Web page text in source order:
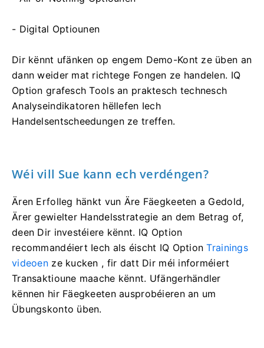
- Digital Optiounen
Dir kënnt ufänken op engem Demo-Kont ze üben an
dann weider mat richtege Fongen ze handelen. IQ
Option grafesch Tools an praktesch technesch
Analyseindikatoren hëllefen Iech
Handelsentscheedungen ze treffen.
Wéi vill Sue kann ech verdéngen?
Ären Erfolleg hänkt vun Äre Fäegkeeten a Gedold,
Ärer gewielter Handelsstrategie an dem Betrag of,
deen Dir investéiere kënnt. IQ Option
recommandéiert Iech als éischt IQ OptionTrainings
videoenze kucken , fir datt Dir méi informéiert
Transaktioune maache kënnt. Ufängerhändler
kënnen hir Fäegkeeten ausprobéieren an um
Übungskonto üben.